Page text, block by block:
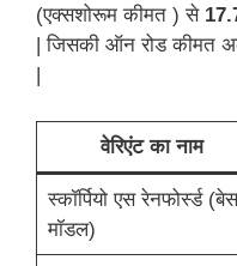
(एक्सशोरूम कीमत ) से
| जिसकी ऑन रोड कीमत
|
वेरिएंट का नाम
स्कॉर्पियो एस रेनफोर्स्ड (बेस
मॉडल)